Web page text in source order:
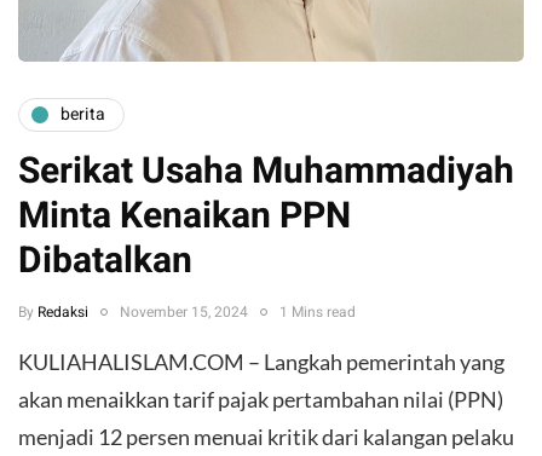
berita
Serikat Usaha Muhammadiyah
Minta Kenaikan PPN
Dibatalkan
By Redaksi November 15, 2024 1 Mins read
KULIAHALISLAM.COM – Langkah pemerintah yang
akan menaikkan tarif pajak pertambahan nilai (PPN)
menjadi 12 persen menuai kritik dari kalangan pelaku